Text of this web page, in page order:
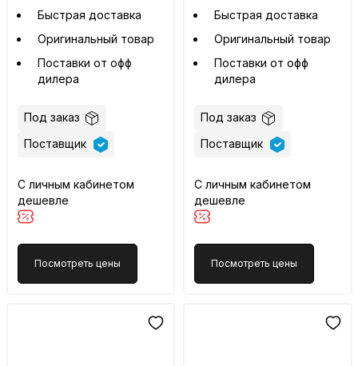
Быстрая доставка
Оригинальный товар
Поставки от офф
дилера
Под заказ
Поставщик
С личным кабинетом
дешевле
Посмотреть цены
Быстрая доставка
Оригинальный товар
Поставки от офф
дилера
Под заказ
Поставщик
С личным кабинетом
дешевле
Посмотреть цены